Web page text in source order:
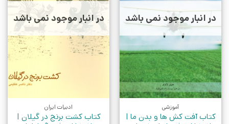
در انبار موجود نمی باشد
آموزشی
کتاب آفت کش ها و بدن ما |
در انبار موجود نمی باشد
ادبیات ایران
کتاب کشت برنج در گیلان |